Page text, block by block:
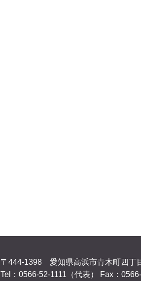
〒444-1398 愛知県高浜市青木町四丁
Tel：0566-52-1111（代表）
Fax：